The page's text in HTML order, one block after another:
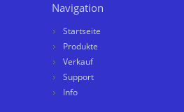
Navigation
Startseite
Produkte
Verkauf
Support
Info